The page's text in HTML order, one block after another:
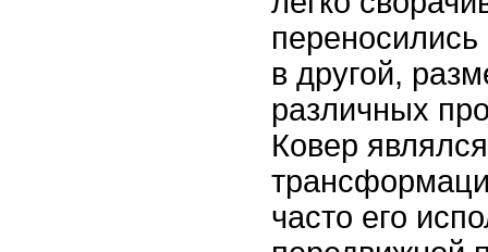
переносились
в другой,
различных
Ковер
часто его